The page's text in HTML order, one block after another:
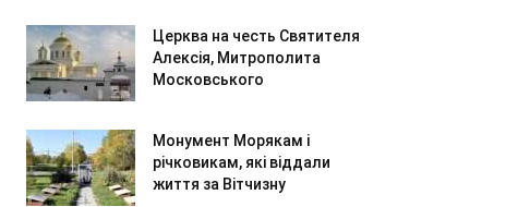
Церква на честь Святителя
Алексія, Митрополита
Московського
Монумент Морякам і
річковикам, які віддали
життя за Вітчизну